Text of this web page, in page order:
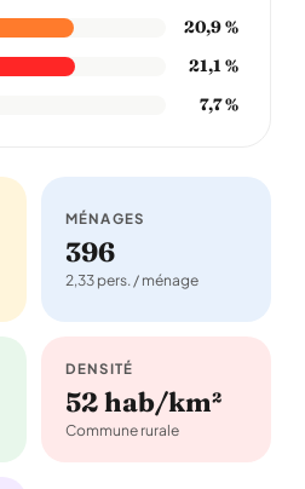
20,9 %
21,1 %
7,7 %
MÉNAGES
396
2,33 pers. / ménage
DENSITÉ
52 hab/km²
Commune rurale